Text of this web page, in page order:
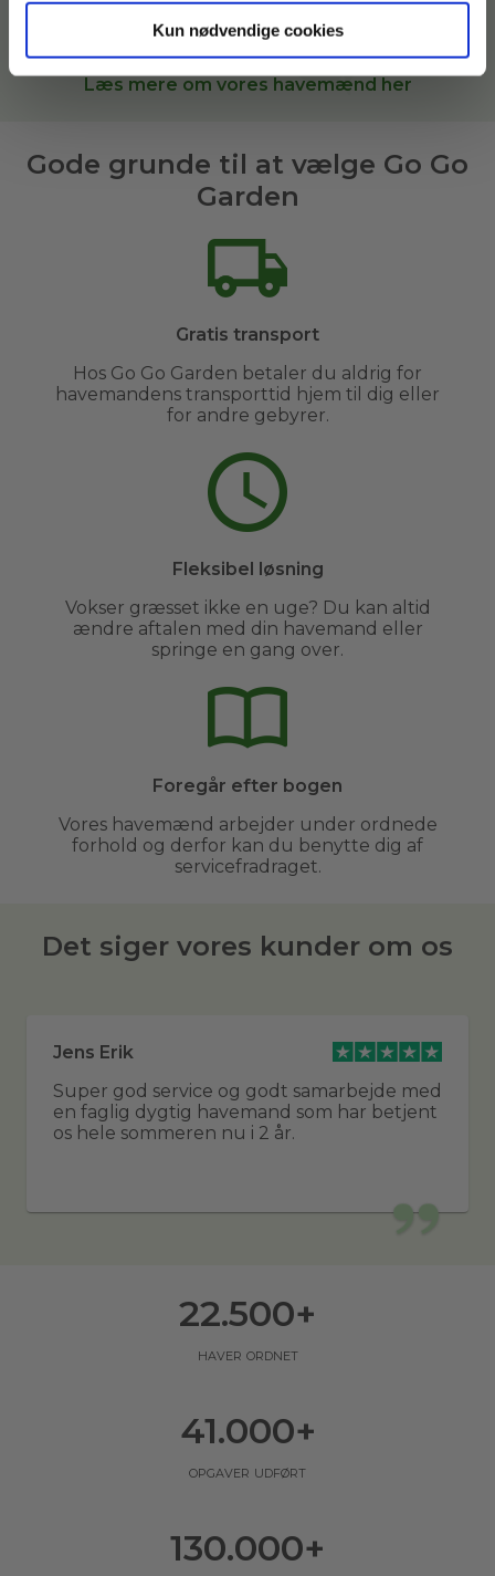
Kun nødvendige cookies
havemand til opgaven iKøbenhavn og omegn
Læs mere om vores havemænd her
Gode grunde til at vælge Go Go
Garden
Gratis transport
Hos Go Go Garden betaler du aldrig for
havemandens transporttid hjem til dig eller
for andre gebyrer.
Fleksibel løsning
Vokser græsset ikke en uge? Du kan altid
ændre aftalen med din havemand eller
springe en gang over.
Foregår efter bogen
Vores havemænd arbejder under ordnede
forhold og derfor kan du benytte dig af
servicefradraget.
Det siger vores kunder om os
Jens Erik
Super god service og godt samarbejde med
en faglig dygtig havemand som har betjent
os hele sommeren nu i 2 år.
haver ordnet
22.500+
opgaver udført
41.000+
130.000+